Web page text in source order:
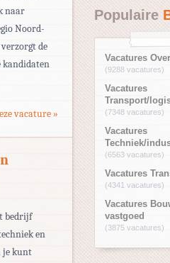
naar
Noord-
de
kandidaten
vacature »
bedrijf
en
je kunt
Populaire
Vacatures
(9288 vacatures)
Vacatures
Transport/
(7348 vacatures)
Vacatures
Techniek/
(6563 vacatures)
Vacatures
(4341 vacatures)
Vacatures
vastgoed
(3875 vacatures)